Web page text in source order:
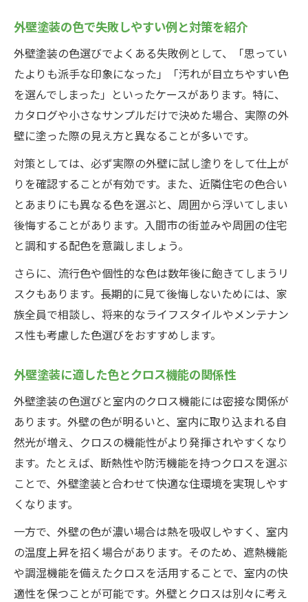
外壁塗装の色で失敗しやすい例と対策を紹介
外壁塗装の色選びでよくある失敗例として、「思ってい
たよりも派手な印象になった」「汚れが目立ちやすい色
を選んでしまった」といったケースがあります。特に、
カタログや小さなサンプルだけで決めた場合、実際の外
壁に塗った際の見え方と異なることが多いです。
対策としては、必ず実際の外壁に試し塗りをして仕上が
りを確認することが有効です。また、近隣住宅の色合い
とあまりにも異なる色を選ぶと、周囲から浮いてしまい
後悔することがあります。入間市の街並みや周囲の住宅
と調和する配色を意識しましょう。
さらに、流行色や個性的な色は数年後に飽きてしまうリ
スクもあります。長期的に見て後悔しないためには、家
族全員で相談し、将来的なライフスタイルやメンテナン
ス性も考慮した色選びをおすすめします。
外壁塗装に適した色とクロス機能の関係性
外壁塗装の色選びと室内のクロス機能には密接な関係が
あります。外壁の色が明るいと、室内に取り込まれる自
然光が増え、クロスの機能性がより発揮されやすくなり
ます。たとえば、断熱性や防汚機能を持つクロスを選ぶ
ことで、外壁塗装と合わせて快適な住環境を実現しやす
くなります。
一方で、外壁の色が濃い場合は熱を吸収しやすく、室内
の温度上昇を招く場合があります。そのため、遮熱機能
や調湿機能を備えたクロスを活用することで、室内の快
適性を保つことが可能です。外壁とクロスは別々に考え